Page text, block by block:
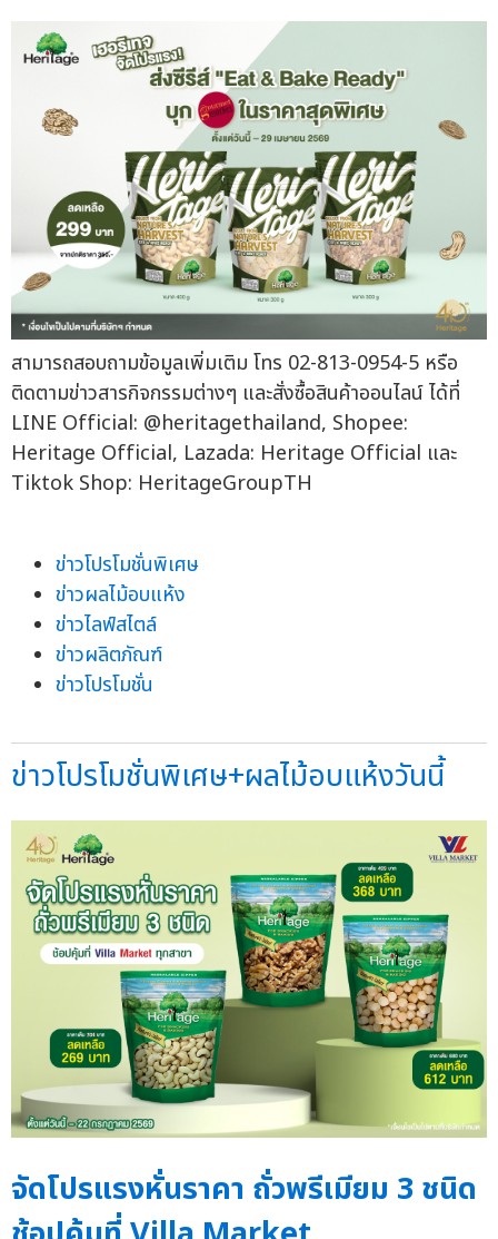
สามารถสอบถามข้อมูลเพิ่มเติม โทร 02-813-0954-5 หรือ
ติดตามข่าวสารกิจกรรมต่างๆ และสั่งซื้อสินค้าออนไลน์ ได้ที่
LINE Official: @heritagethailand, Shopee:
Heritage Official, Lazada: Heritage Official และ
Tiktok Shop: HeritageGroupTH
ข่าวโปรโมชั่นพิเศษ
ข่าวผลไม้อบแห้ง
ข่าวไลฟ์สไตล์
ข่าวผลิตภัณฑ์
ข่าวโปรโมชั่น
ข่าวโปรโมชั่นพิเศษ+ผลไม้อบแห้งวันนี้
จัดโปรแรงหั่นราคา ถั่วพรีเมียม 3 ชนิด